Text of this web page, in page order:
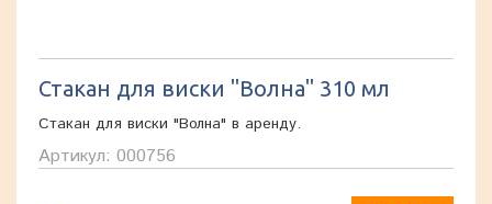
Стакан для виски "Волна" 310 мл
Стакан для виски "Волна" в аренду.
Артикул: 000756